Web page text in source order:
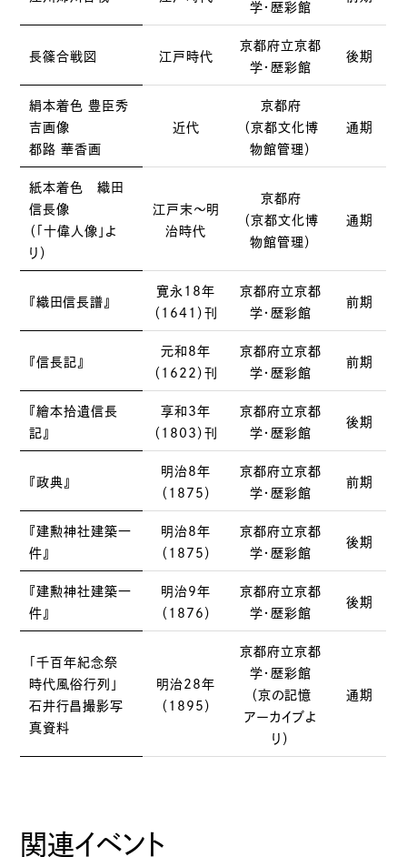
学・歴彩館
長篠合戦図 江戸時代
京都府立京都
学・歴彩館
後期
絹本着色 豊臣秀
吉画像
都路 華香画
近代
京都府
（京都文化博
物館管理）
通期
紙本着色 織田
信長像
（「十偉人像」よ
り）
江戸末〜明
治時代
京都府
（京都文化博
物館管理）
通期
『織田信長譜』
寛永18年
（1641）刊
京都府立京都
学・歴彩館
前期
『信長記』
元和8年
（1622）刊
京都府立京都
学・歴彩館
前期
『繪本拾遺信長
記』
享和3年
（1803）刊
京都府立京都
学・歴彩館
後期
『政典』
明治8年
（1875）
京都府立京都
学・歴彩館
前期
『建勲神社建築一
件』
明治8年
（1875）
京都府立京都
学・歴彩館
後期
『建勲神社建築一
件』
明治9年
（1876）
京都府立京都
学・歴彩館
後期
「千百年紀念祭
時代風俗行列」
石井行昌撮影写
真資料
明治28年
（1895）
京都府立京都
学・歴彩館
（京の記憶
アーカイブよ
り）
通期
関連イベント